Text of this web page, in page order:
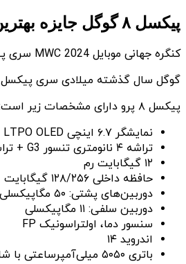
پیکسل ۸ گوگل جایزه بهترین گوشی MWC 2024 را دریافت کرد
کنگره جهانی موبایل MWC 2024 سری پیکسل ۸ گوگل را به عنوان بهترین گوشی های سال ۲۰۲۳ انتخاب کرد.
گوگل سال گذشته میلادی سری پیکسل ۸ را در دو مدل استاندارد و پرو معرفی کرد که هر دو دارای قابلیت‌های پیشرفته‌ای هستند و حالا لقب بهترین گوشی سال ۲۰۲۳ را به خود اختصاص داده‌اند.
پیکسل ۸ پرو دارای مشخصات زیر است:
نمایشگر ۶.۷ اینچی LTPO OLED با وضوح QHD+ و نرخ نوسازی ۱۲۰ هرتز
تراشه ۴ نانومتری تنسور G3 + تراشه امنیتی Titan
۱۲ گیگابایت رم
حافظه داخلی ۱۲۸/۲۵۶ گیگابایت
دوربین‌های پشتی: ۵۰ مگاپیکسلی+ ۴۸ مگاپیکسلی فوق عریض + ۴۸ مگاپیکسلی تله فوتو
دوربین سلفی: ۱۱ مگاپیکسلی
سنسور دما، اولتراسونیک FP
اندروید ۱۴
باتری ۵۰۵۰ میلی‌آمپرساعتی با شارژ سیمی ۳۰ وات